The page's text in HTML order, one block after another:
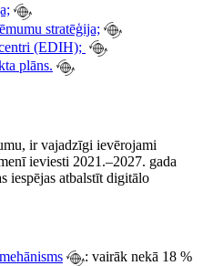
stratēģija;
(EDIH);
plāns.
ir vajadzīgi ievērojami
ieviesti 2021.–2027. gada
iespējas atbalstīt digitālo
: vairāk nekā 18 %